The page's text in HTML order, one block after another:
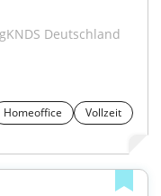
Deutschland
Homeoffice
Vollzeit